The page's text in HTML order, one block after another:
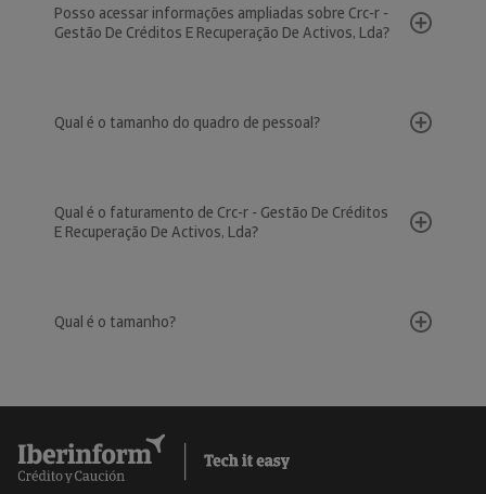
Posso acessar informações ampliadas sobre Crc-r -
Gestão De Créditos E Recuperação De Activos, Lda?
Qual é o tamanho do quadro de pessoal?
Qual é o faturamento de Crc-r - Gestão De Créditos
E Recuperação De Activos, Lda?
Qual é o tamanho?